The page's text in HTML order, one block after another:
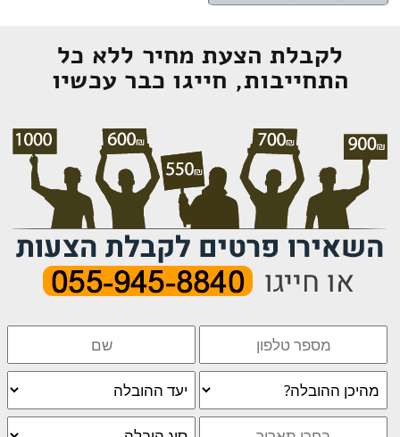
לקבלת הצעת מחיר ללא כל
התחייבות, חייגו כבר עכשיו